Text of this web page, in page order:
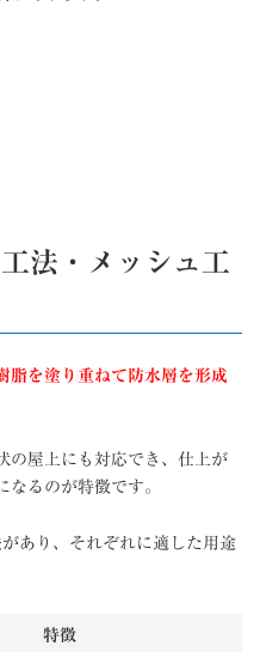
法・メッシュ工
脂を塗り重ねて防水層を形成
の屋上にも対応でき、仕上が
なるのが特徴です。
あり、それぞれに適した用途
特徴